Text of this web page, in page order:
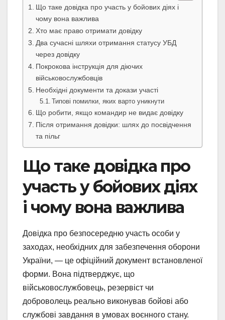
Що таке довідка про участь у бойових діях і
чому вона важлива
Хто має право отримати довідку
Два сучасні шляхи отримання статусу УБД
через довідку
Покрокова інструкція для діючих
військовослужбовців
Необхідні документи та докази участі
Типові помилки, яких варто уникнути
Що робити, якщо командир не видає довідку
Після отримання довідки: шлях до посвідчення
та пільг
Що таке довідка про
участь у бойових діях
і чому вона важлива
Довідка про безпосередню участь особи у
заходах, необхідних для забезпечення оборони
України, — це офіційний документ встановленої
форми. Вона підтверджує, що
військовослужбовець, резервіст чи
доброволець реально виконував бойові або
службові завдання в умовах воєнного стану.